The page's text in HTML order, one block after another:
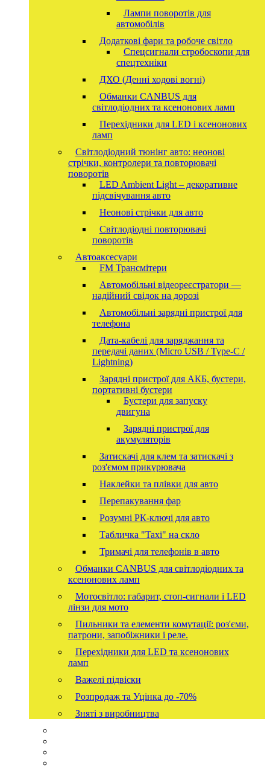
Лампи поворотів для
автомобілів
Додаткові фари та робоче світло
Спецсигнали стробоскопи для
спецтехніки
ДХО (Денні ходові вогні)
Обманки CANBUS для
світлодіодних та ксенонових ламп
Перехідники для LED і ксенонових
ламп
Світлодіодний тюнінг авто: неонові
стрічки, контролери та повторювачі
поворотів
LED Ambient Light – декоративне
підсвічування авто
Неонові стрічки для авто
Світлодіодні повторювачі
поворотів
Автоаксесуари
FM Трансмітери
Автомобільні відеореєстратори —
надійний свідок на дорозі
Автомобільні зарядні пристрої для
телефона
Дата-кабелі для заряджання та
передачі даних (Micro USB / Type-C /
Lightning)
Зарядні пристрої для АКБ, бустери,
портативні бустери
Бустери для запуску
двигуна
Зарядні пристрої для
акумуляторів
Затискачі для клем та затискачі з
роз'ємом прикурювача
Наклейки та плівки для авто
Перепакування фар
Розумні РК-ключі для авто
Табличка "Taxi" на скло
Тримачі для телефонів в авто
Обманки CANBUS для світлодіодних та
ксенонових ламп
Мотосвітло: габарит, стоп-сигнали і LED
лінзи для мото
Пильники та елементи комутації: роз'єми,
патрони, запобіжники і реле.
Перехідники для LED та ксенонових
ламп
Важелі підвіски
Розпродаж та Уцінка до -70%
Зняті з виробництва